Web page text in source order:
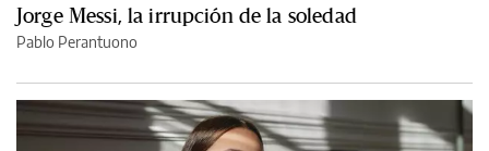
Jorge Messi, la irrupción de la soledad
Pablo Perantuono